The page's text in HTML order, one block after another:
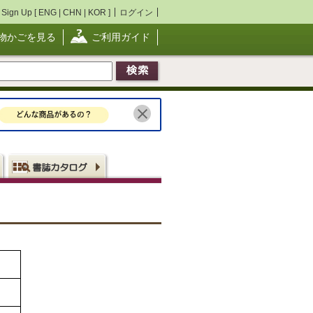
Sign Up [ ENG | CHN | KOR ] ログイン
かごを見る ご利用ガイド